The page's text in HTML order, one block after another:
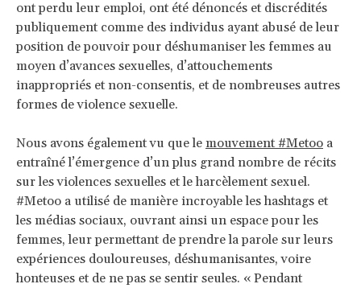
ont perdu leur emploi, ont été dénoncés et discrédités
publiquement comme des individus ayant abusé de leur
position de pouvoir pour déshumaniser les femmes au
moyen d’avances sexuelles, d’attouchements
inappropriés et non-consentis, et de nombreuses autres
formes de violence sexuelle.
Nous avons également vu que le mouvement #Metoo a
entraîné l’émergence d’un plus grand nombre de récits
sur les violences sexuelles et le harcèlement sexuel.
#Metoo a utilisé de manière incroyable les hashtags et
les médias sociaux, ouvrant ainsi un espace pour les
femmes, leur permettant de prendre la parole sur leurs
expériences douloureuses, déshumanisantes, voire
honteuses et de ne pas se sentir seules. « Pendant